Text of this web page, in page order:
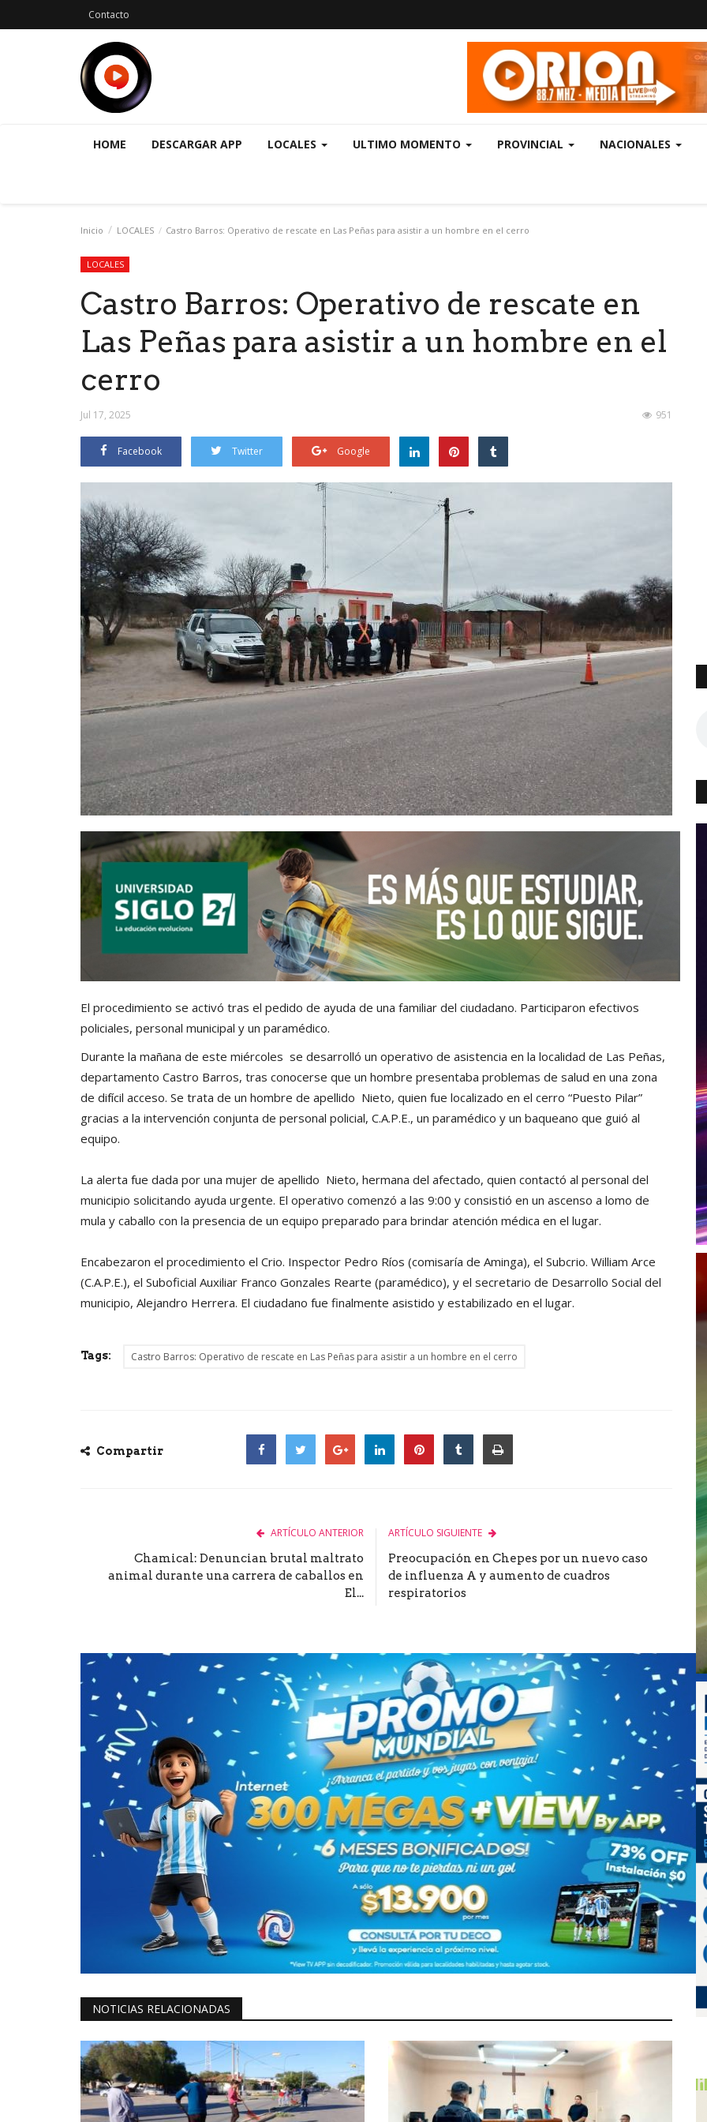
Contacto
HOME DESCARGAR APP LOCALES ULTIMO MOMENTO PROVINCIAL NACIONALES
Inicio LOCALES Castro Barros: Operativo de rescate en Las Peñas para asistir a un hombre en el cerro
LOCALES
Castro Barros: Operativo de rescate en
Las Peñas para asistir a un hombre en el
cerro
Jul 17, 2025 951
Facebook Twitter Google
El procedimiento se activó tras el pedido de ayuda de una familiar del ciudadano. Participaron efectivos
policiales, personal municipal y un paramédico.
Durante la mañana de este miércoles se desarrolló un operativo de asistencia en la localidad de Las Peñas,
departamento Castro Barros, tras conocerse que un hombre presentaba problemas de salud en una zona
de difícil acceso. Se trata de un hombre de apellido Nieto, quien fue localizado en el cerro “Puesto Pilar”
gracias a la intervención conjunta de personal policial, C.A.P.E., un paramédico y un baqueano que guió al
equipo.
La alerta fue dada por una mujer de apellido Nieto, hermana del afectado, quien contactó al personal del
municipio solicitando ayuda urgente. El operativo comenzó a las 9:00 y consistió en un ascenso a lomo de
mula y caballo con la presencia de un equipo preparado para brindar atención médica en el lugar.
Encabezaron el procedimiento el Crio. Inspector Pedro Ríos (comisaría de Aminga), el Subcrio. William Arce
(C.A.P.E.), el Suboficial Auxiliar Franco Gonzales Rearte (paramédico), y el secretario de Desarrollo Social del
municipio, Alejandro Herrera. El ciudadano fue finalmente asistido y estabilizado en el lugar.
Tags: Castro Barros: Operativo de rescate en Las Peñas para asistir a un hombre en el cerro
Compartir
ARTÍCULO ANTERIOR
Chamical: Denuncian brutal maltrato
animal durante una carrera de caballos en
El...
ARTÍCULO SIGUIENTE
Preocupación en Chepes por un nuevo caso
de influenza A y aumento de cuadros
respiratorios
NOTICIAS RELACIONADAS